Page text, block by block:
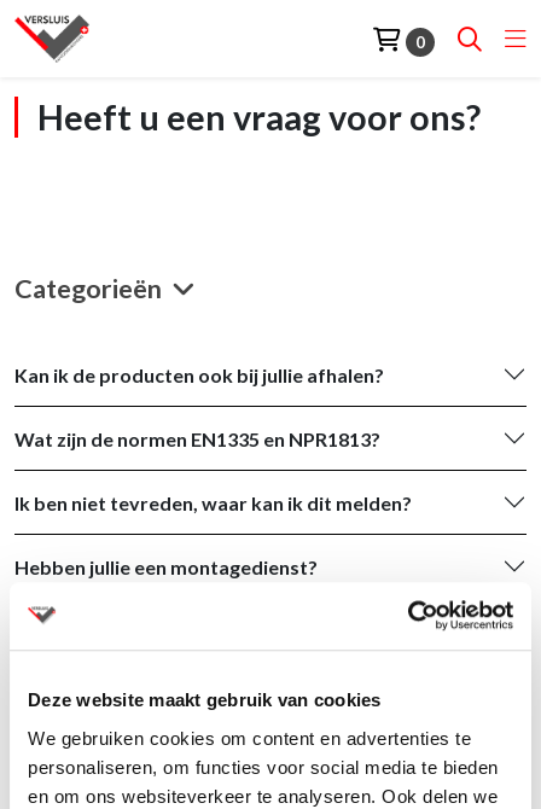
Deze website maakt gebruik van cookies
We gebruiken cookies om content en advertenties te
personaliseren, om functies voor social media te bieden
en om ons websiteverkeer te analyseren. Ook delen we
0
Heeft u een vraag voor ons?
Categorieën
Kan ik de producten ook bij jullie afhalen?
Wat zijn de normen EN1335 en NPR1813?
Ik ben niet tevreden, waar kan ik dit melden?
Hebben jullie een montagedienst?
Kunnen jullie een volledig kantoor inrichten?
Ik heb een bestelling gedaan, hoe nu verder?
Kan ik de meubels eerst bekijken of proberen?